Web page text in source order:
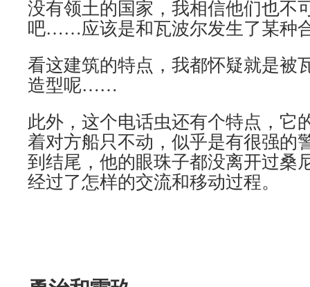
没有领土的国家，我相信他们也不
吧……应该是和瓦波尔发生了某种
看这建筑的特点，我都怀疑就是被
造型呢……
此外，这个电话虫还有个特点，它
着对方船只不动，似乎是有很强的
到结尾，他的眼珠子都没离开过桑
经过了怎样的交流和移动过程。